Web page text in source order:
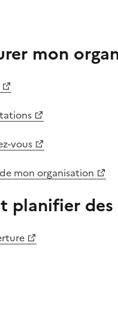
mon
vous
mon organisation
planifier